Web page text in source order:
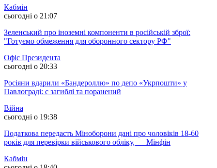
Кабмін
сьогодні о 21:07
Зеленський про іноземні компоненти в російській зброї:
"Готуємо обмеження для оборонного сектору РФ"
Офіс Президента
сьогодні о 20:33
Росіяни вдарили «Бандероллю» по депо «Укрпошти» у
Павлограді: є загиблі та поранений
Війна
сьогодні о 19:38
Податкова передасть Міноборони дані про чоловіків 18-60
років для перевірки військового обліку, — Мінфін
Кабмін